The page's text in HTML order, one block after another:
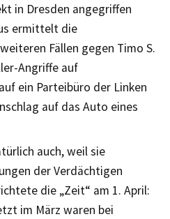
in Dresden angegriffen
ermittelt die
Fällen gegen Timo S.
Angriffe auf
ein Parteibüro der Linken
auf das Auto eines
auch, weil sie
der Verdächtigen
die „Zeit“ am 1. April:
im März waren bei